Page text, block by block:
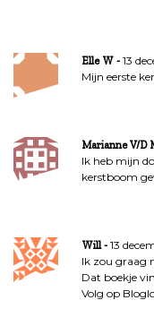
Elle W
13
Mijn eerste
Marianne V/D
Ik heb mijn
kerstboom
Will
13
Ik zou graag
Dat boekje
Volg op